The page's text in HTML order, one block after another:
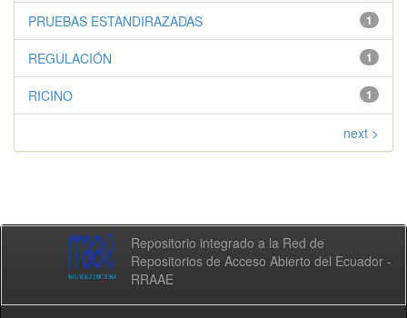
1
PRUEBAS ESTANDIRAZADAS
1
REGULACIÓN
1
RICINO
next >
Repositorio integrado a la Red de
Repositorios de Acceso Abierto del Ecuador -
RRAAE